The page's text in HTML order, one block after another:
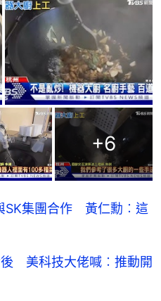
+6
SK集團合作 黃仁勳︰這
美科技大佬喊︰推動開